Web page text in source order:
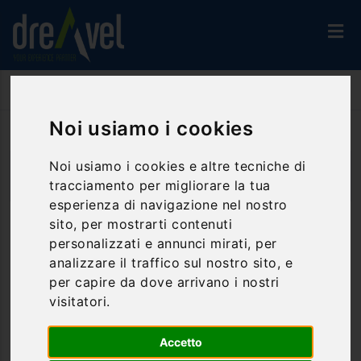
Noi usiamo i cookies
Noi usiamo i cookies e altre tecniche di
tracciamento per migliorare la tua
esperienza di navigazione nel nostro
sito, per mostrarti contenuti
personalizzati e annunci mirati, per
analizzare il traffico sul nostro sito, e
per capire da dove arrivano i nostri
visitatori.
Accetto
VISITE GUIDATE
Puglia
visite
sono affascinanti esperienze turistiche che ti permettono
FILTRA LA RICERCA